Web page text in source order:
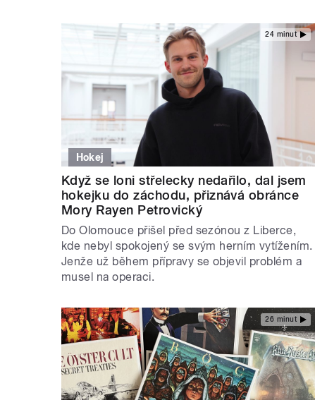
24 minut
Hokej
Když se loni střelecky nedařilo, dal jsem
hokejku do záchodu, přiznává obránce
Mory Rayen Petrovický
Do Olomouce přišel před sezónou z Liberce,
kde nebyl spokojený se svým herním vytížením.
Jenže už během přípravy se objevil problém a
musel na operaci.
26 minut